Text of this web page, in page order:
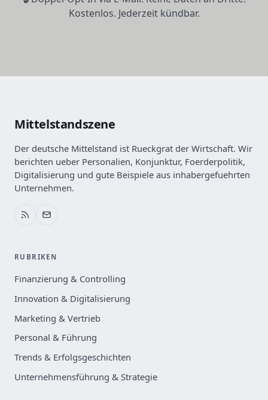
Kostenlos. Jederzeit kündbar.
Mittelstandszene
Der deutsche Mittelstand ist Rueckgrat der Wirtschaft. Wir
berichten ueber Personalien, Konjunktur, Foerderpolitik,
Digitalisierung und gute Beispiele aus inhabergefuehrten
Unternehmen.
RUBRIKEN
Finanzierung & Controlling
Innovation & Digitalisierung
Marketing & Vertrieb
Personal & Führung
Trends & Erfolgsgeschichten
Unternehmensführung & Strategie